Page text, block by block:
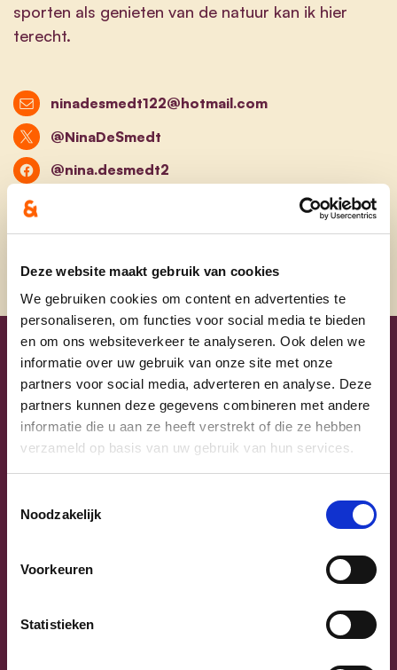
Deze website maakt gebruik van cookies
We gebruiken cookies om content en advertenties te
personaliseren, om functies voor social media te bieden
en om ons websiteverkeer te analyseren. Ook delen we
informatie over uw gebruik van onze site met onze
partners voor social media, adverteren en analyse. Deze
partners kunnen deze gegevens combineren met andere
informatie die u aan ze heeft verstrekt of die ze hebben
verzameld op basis van uw gebruik van hun services.
Noodzakelijk
Voorkeuren
Statistieken
sporten als genieten van de natuur kan ik hier
terecht.
ninadesmedt122@hotmail.com
@NinaDeSmedt
@nina.desmedt2
Uw lijsttrekkers
Next